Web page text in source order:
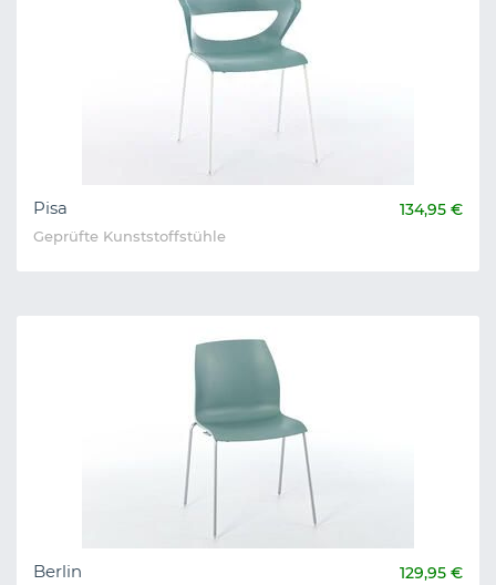
Pisa 134,95 €
Geprüfte Kunststoffstühle
Berlin 129,95 €